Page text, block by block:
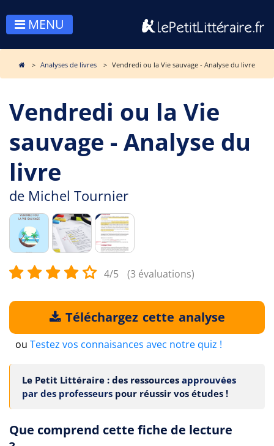
MENU
Analyses de livres Vendredi ou la Vie sauvage - Analyse du livre
Vendredi ou la Vie
sauvage - Analyse du
livre
de Michel Tournier
4/5 (3 évaluations)
Téléchargez cette analyse
ou Testez vos connaisances avec notre quiz !
Le Petit Littéraire : des ressources approuvées
par des professeurs pour réussir vos études !
Que comprend cette fiche de lecture